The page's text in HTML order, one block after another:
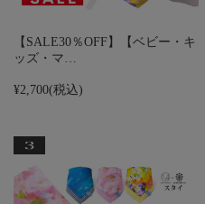
【SALE30％OFF】【ベビー・キ
ッズ・マ…
¥2,700(税込)